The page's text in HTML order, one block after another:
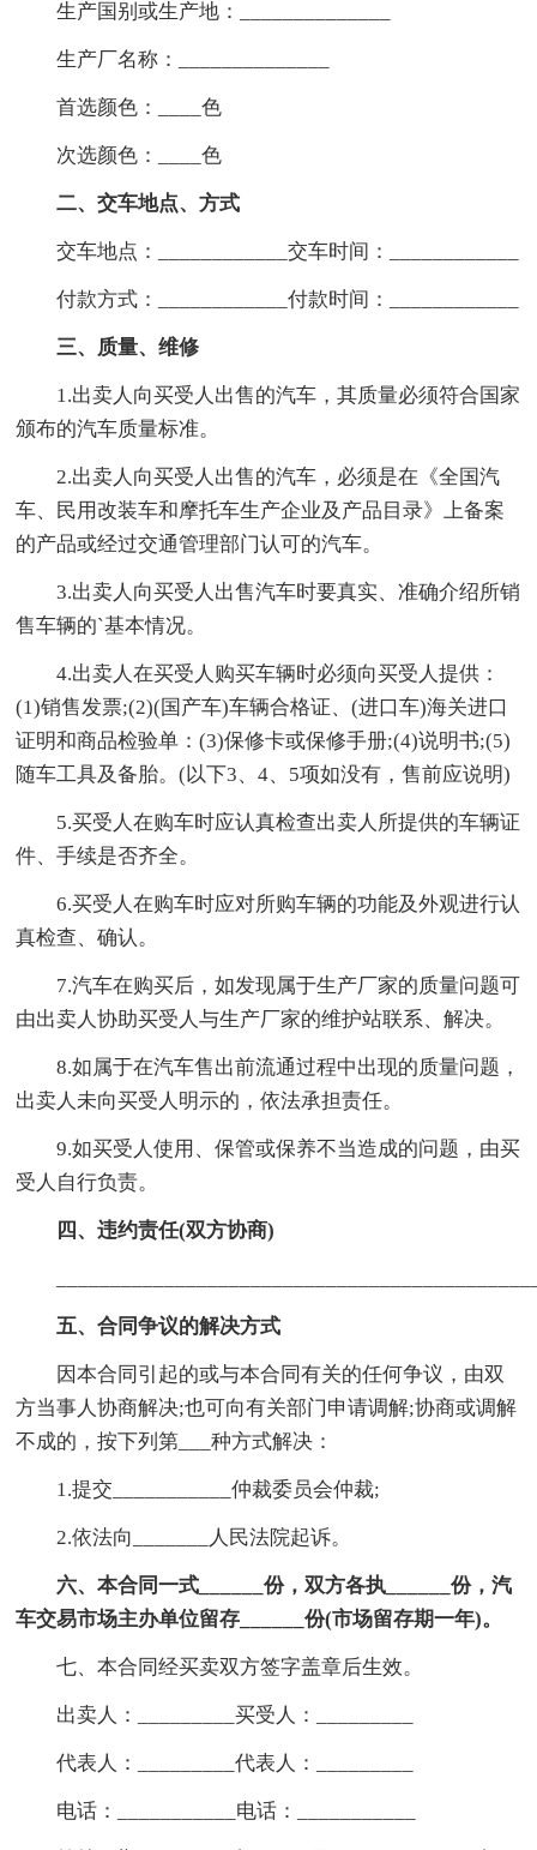
生产国别或生产地：______________
生产厂名称：______________
首选颜色：____色
次选颜色：____色
二、交车地点、方式
交车地点：____________交车时间：____________
付款方式：____________付款时间：____________
三、质量、维修
1.出卖人向买受人出售的汽车，其质量必须符合国家
颁布的汽车质量标准。
2.出卖人向买受人出售的汽车，必须是在《全国汽
车、民用改装车和摩托车生产企业及产品目录》上备案
的产品或经过交通管理部门认可的汽车。
3.出卖人向买受人出售汽车时要真实、准确介绍所销
售车辆的`基本情况。
4.出卖人在买受人购买车辆时必须向买受人提供：
(1)销售发票;(2)(国产车)车辆合格证、(进口车)海关进口
证明和商品检验单：(3)保修卡或保修手册;(4)说明书;(5)
随车工具及备胎。(以下3、4、5项如没有，售前应说明)
5.买受人在购车时应认真检查出卖人所提供的车辆证
件、手续是否齐全。
6.买受人在购车时应对所购车辆的功能及外观进行认
真检查、确认。
7.汽车在购买后，如发现属于生产厂家的质量问题可
由出卖人协助买受人与生产厂家的维护站联系、解决。
8.如属于在汽车售出前流通过程中出现的质量问题，
出卖人未向买受人明示的，依法承担责任。
9.如买受人使用、保管或保养不当造成的问题，由买
受人自行负责。
四、违约责任(双方协商)
五、合同争议的解决方式
因本合同引起的或与本合同有关的任何争议，由双
方当事人协商解决;也可向有关部门申请调解;协商或调解
不成的，按下列第___种方式解决：
1.提交___________仲裁委员会仲裁;
2.依法向_______人民法院起诉。
六、本合同一式______份，双方各执______份，汽
车交易市场主办单位留存______份(市场留存期一年)。
七、本合同经买卖双方签字盖章后生效。
出卖人：_________买受人：_________
代表人：_________代表人：_________
电话：___________电话：___________